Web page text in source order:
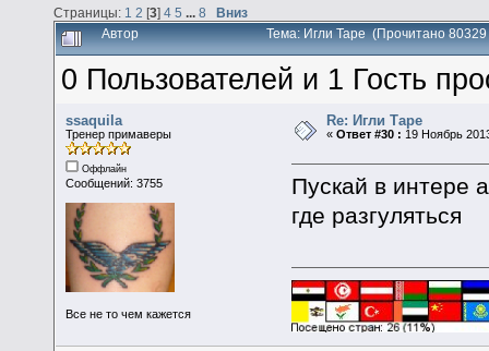
Страницы: 1 2 [3] 4 5 8 Вниз
Автор Тема: Игли Таре (Прочитано 80329
0 Пользователей и 1 Гость
ssaquila
Тренер примаверы
Оффлайн
Сообщений: 3755
Все не то чем кажется
Re: Игли Таре
«Ответ #30 : 19 Ноябрь
Пускай в интере
где разгуляться